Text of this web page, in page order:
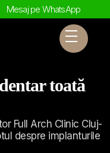
Mesaj pe WhatsApp
toată
Full Arch Clinic Cluj-
despre implanturile